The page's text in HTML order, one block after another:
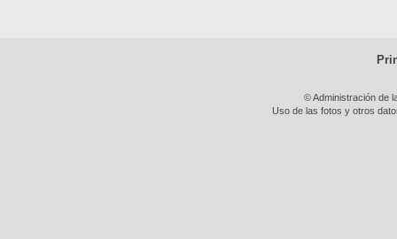
© Administración de
Uso de las fotos y otros